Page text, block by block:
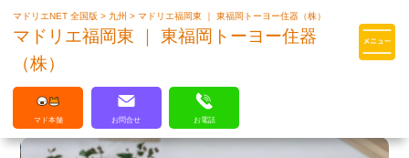
マドリエはLIXILの厳しい基準を
クリアした住まいのプロ集団です
マドリエNET 全国版> 九州>マドリエ福岡東 ｜ 東福岡トーヨー住器（株）
マドリエ福岡東 ｜ 東福岡トーヨー住器
（株）
マド本舗 お問合せ お電話